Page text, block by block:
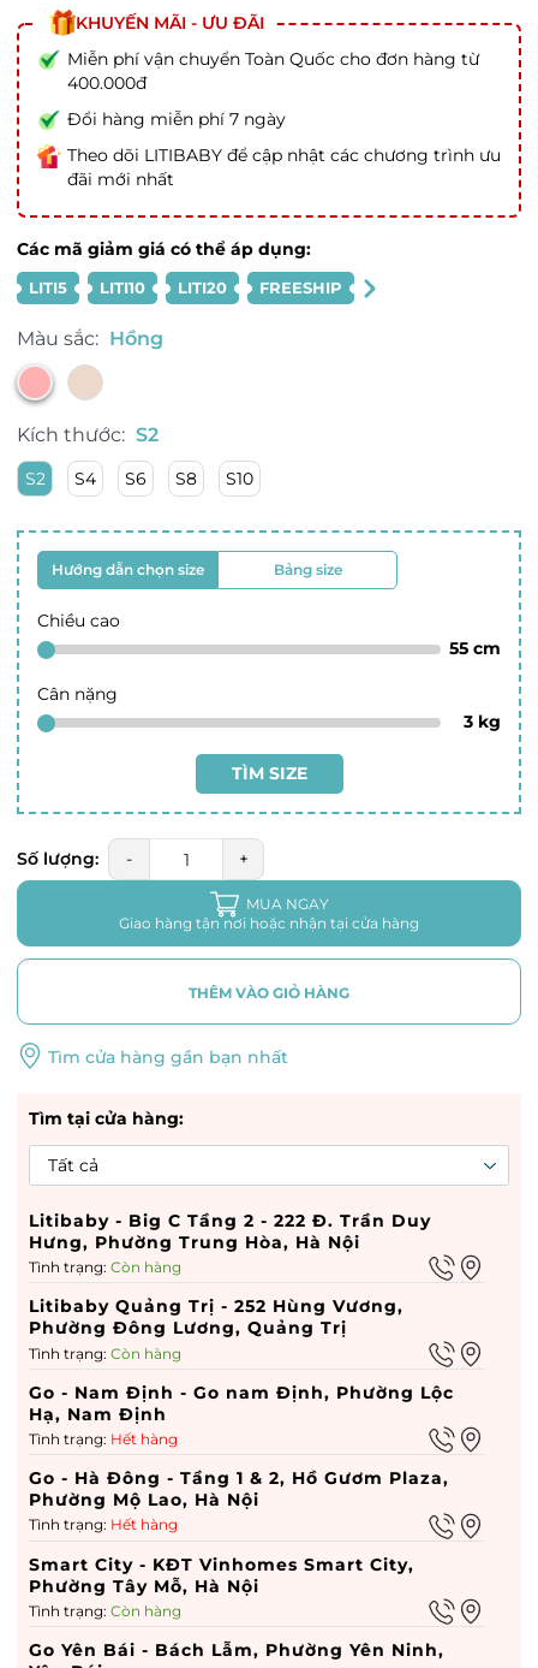
KHUYẾN MÃI - ƯU ĐÃI
Miễn phí vận chuyển Toàn Quốc cho đơn hàng từ
400.000đ
Đổi hàng miễn phí 7 ngày
Theo dõi LITIBABY để cập nhật các chương trình ưu
đãi mới nhất
Các mã giảm giá có thể áp dụng:
LITI5 LITI10 LITI20 FREESHIP
Màu sắc: Hồng
Kích thước: S2
S2 S4 S6 S8 S10
Hướng dẫn chọn size Bảng size
Chiều cao
55 cm
Cân nặng
3 kg
TÌM SIZE
Số lượng: - +
MUA NGAY
Giao hàng tận nơi hoặc nhận tại cửa hàng
THÊM VÀO GIỎ HÀNG
Tìm cửa hàng gần bạn nhất
Tìm tại cửa hàng:
Litibaby - Big C Tầng 2 - 222 Đ. Trần Duy
Hưng, Phường Trung Hòa, Hà Nội
Tình trạng: Còn hàng
Litibaby Quảng Trị - 252 Hùng Vương,
Phường Đông Lương, Quảng Trị
Tình trạng: Còn hàng
Go - Nam Định - Go nam Định, Phường Lộc
Hạ, Nam Định
Tình trạng: Hết hàng
Go - Hà Đông - Tầng 1 & 2, Hồ Gươm Plaza,
Phường Mộ Lao, Hà Nội
Tình trạng: Hết hàng
Smart City - KĐT Vinhomes Smart City,
Phường Tây Mỗ, Hà Nội
Tình trạng: Còn hàng
Go Yên Bái - Bách Lẫm, Phường Yên Ninh,